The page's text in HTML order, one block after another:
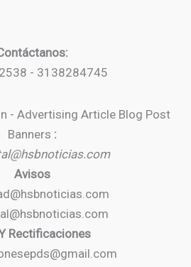
- 3138284745
- Advertising Article Blog Post
Banners :
Avisos
Rectificaciones